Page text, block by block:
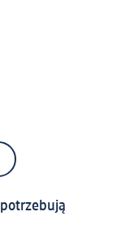
potrzebują